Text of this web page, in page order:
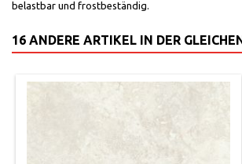
belastbar und frostbeständig.
16 ANDERE ARTIKEL IN DER